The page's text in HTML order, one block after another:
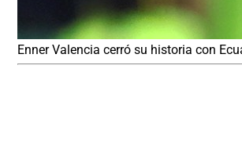
Enner Valencia cerró su historia con